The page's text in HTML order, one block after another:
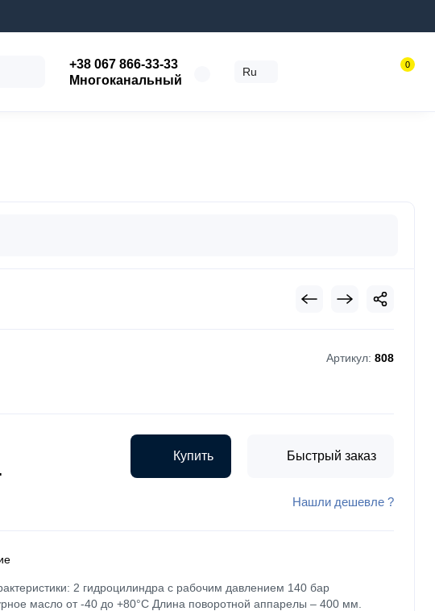
+38 067 866-33-33
Многоканальный
Ru
0
Артикул: 808
Купить Быстрый заказ
Нашли дешевле ?
2 гидроцилиндра с рабочим давлением 140 бар
масло от -40 до +80°C Длина поворотной аппарелы – 400 мм.